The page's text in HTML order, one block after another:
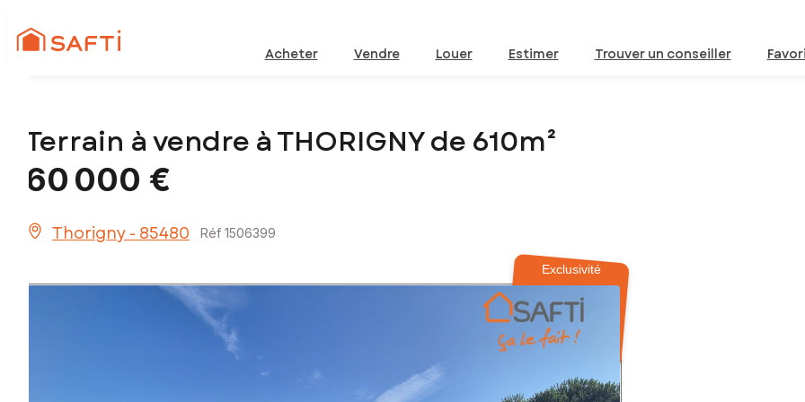
Acheter Vendre Louer Estimer Trouver un conseiller
Terrain à vendre à THORIGNY de 610m²
60 000 €
Thorigny - 85480 Réf 1506399
Exclusivité